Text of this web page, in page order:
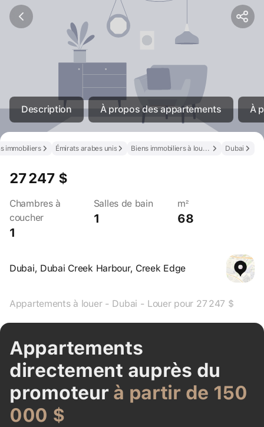
Description À propos des appartements À
Dubai
Biens immobiliers à louer aux Émirats arabes unis
Émirats arabes unis
immobiliers
27 247 $
Chambres à
coucher
1
Salles de bain
1
m²
68
Dubai, Dubai Creek Harbour, Creek Edge
Appartements à louer - Dubai - Louer pour 27 247 $
Appartements
directement auprès du
promoteur à partir de 150
000 $